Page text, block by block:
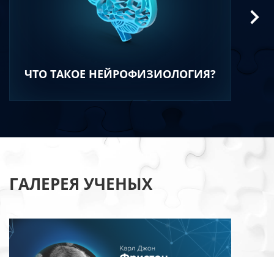
ЧТО ТАКОЕ НЕЙРОФИЗИОЛОГИЯ?
ГАЛЕРЕЯ УЧЕНЫХ